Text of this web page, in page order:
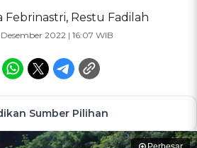
Febrinastri, Restu Fadilah
Desember 2022 | 16:07 WIB
Sumber Pilihan